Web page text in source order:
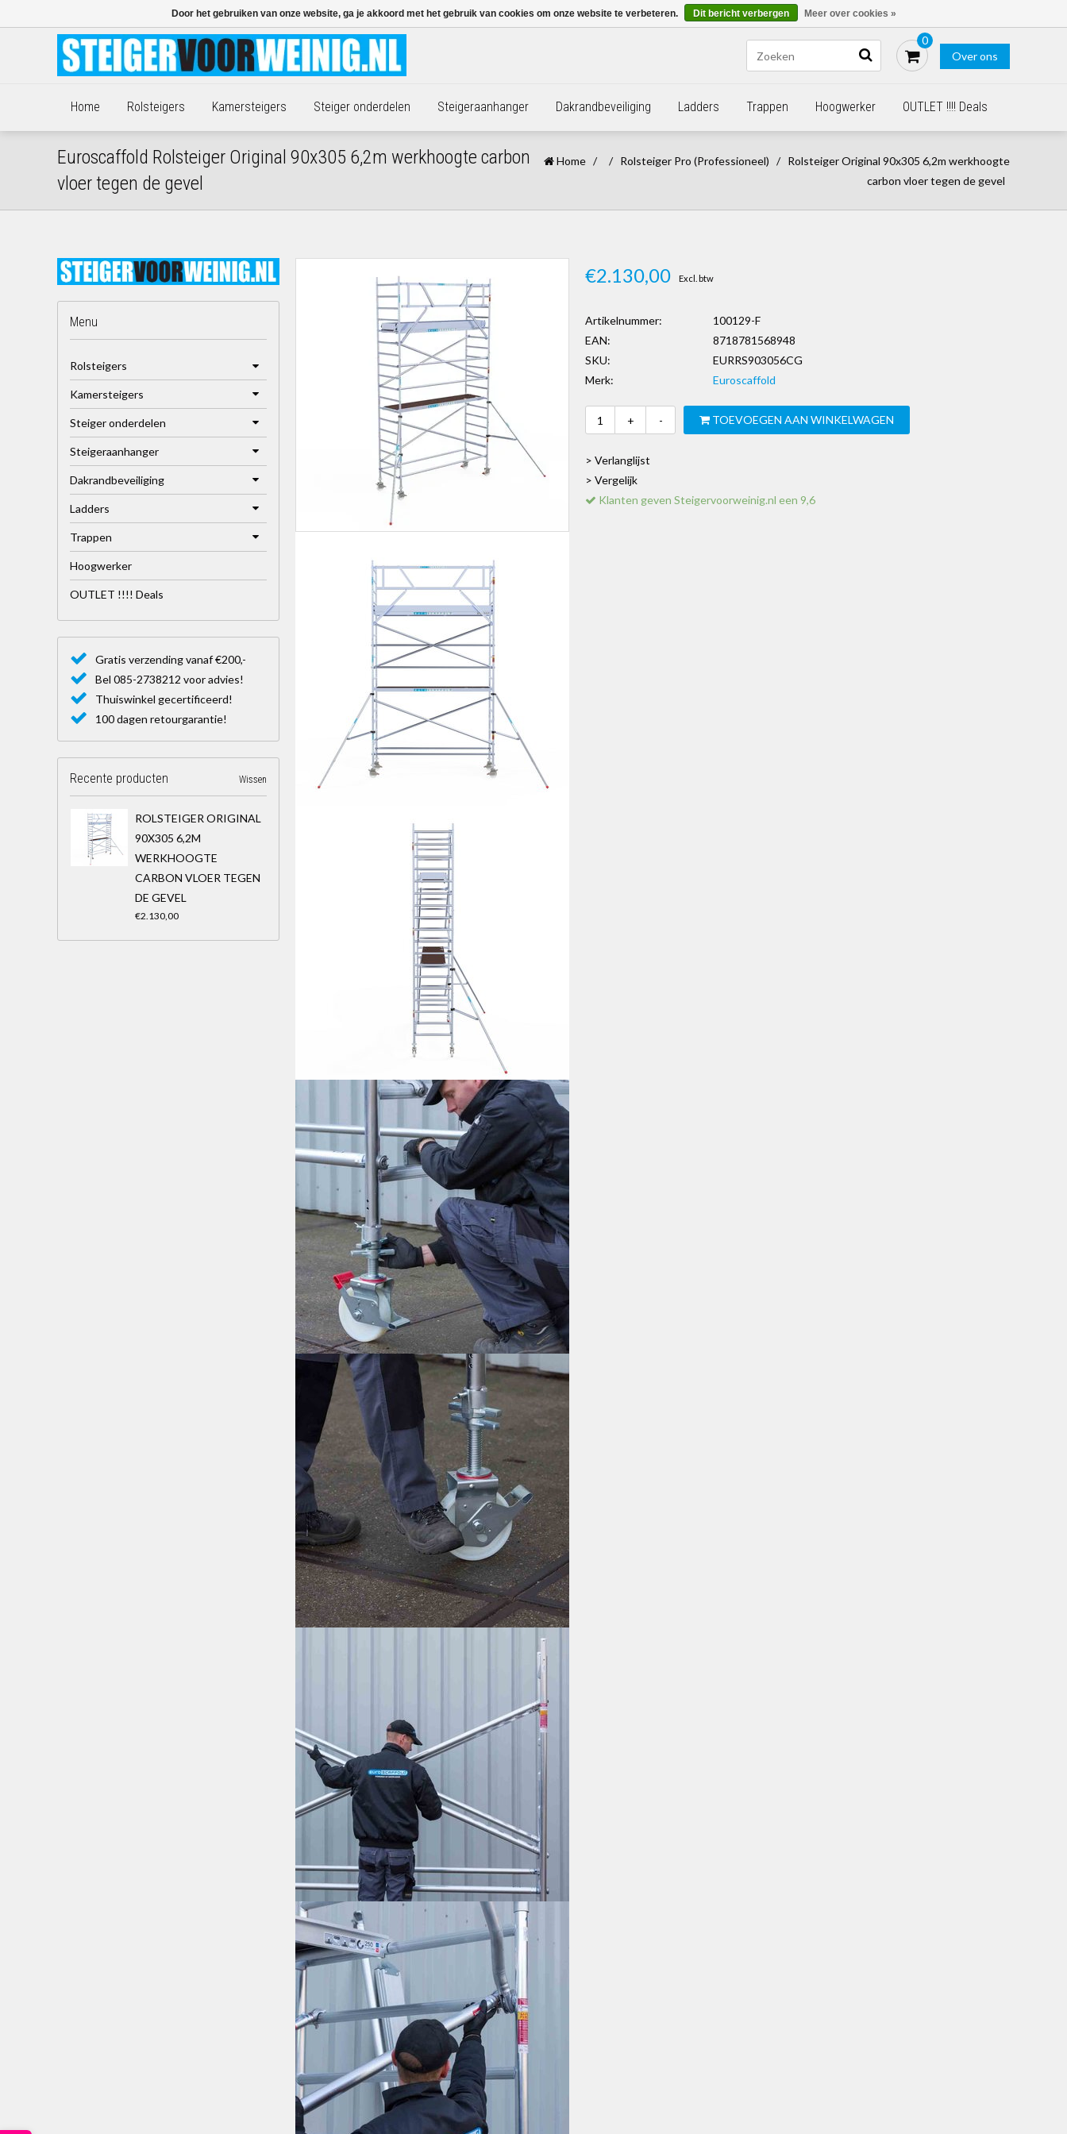
Blogs Bestellen - €0,00
Over ons
0
Home Rolsteigers Kamersteigers Steiger onderdelen Steigeraanhanger Dakrandbeveiliging Ladders Trappen Hoogwerker OUTLET !!!! Deals
Euroscaffold Rolsteiger Original 90x305 6,2m werkhoogte carbon
vloer tegen de gevel
Home / / Rolsteiger Pro (Professioneel) / Rolsteiger Original 90x305 6,2m werkhoogte
carbon vloer tegen de gevel
€2.130,00 Excl. btw
Artikelnummer:
100129-F
EAN:
8718781568948
SKU:
EURRS903056CG
Merk:
Euroscaffold
+ - TOEVOEGEN AAN WINKELWAGEN
> Verlanglijst
> Vergelijk
Klanten geven Steigervoorweinig.nl een 9,6
Menu
Rolsteigers
Kamersteigers
Steiger onderdelen
Steigeraanhanger
Dakrandbeveiliging
Ladders
Trappen
Hoogwerker
OUTLET !!!! Deals
Gratis verzending vanaf €200,-
Bel 085-2738212 voor advies!
Thuiswinkel gecertificeerd!
100 dagen retourgarantie!
Recente producten Wissen
ROLSTEIGER ORIGINAL
90X305 6,2M
WERKHOOGTE
CARBON VLOER TEGEN
DE GEVEL
€2.130,00
Door het gebruiken van onze website, ga je akkoord met het gebruik van cookies om onze website te verbeteren. Dit bericht verbergen Meer over cookies »